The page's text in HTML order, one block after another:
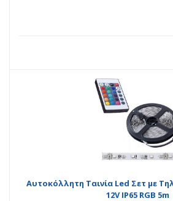
Αυτοκόλλητη Ταινία Led Σετ με
12V IP65 RGB 5m